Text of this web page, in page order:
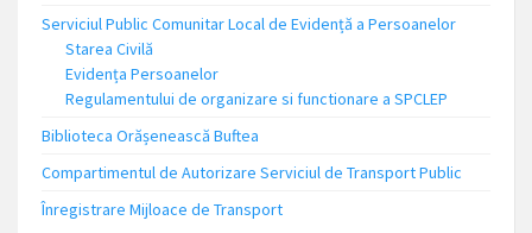
Serviciul Public Comunitar Local de Evidență a Persoanelor
Starea Civilă
Evidența Persoanelor
Regulamentului de organizare si functionare a SPCLEP
Biblioteca Orășenească Buftea
Compartimentul de Autorizare Serviciul de Transport Public
Înregistrare Mijloace de Transport